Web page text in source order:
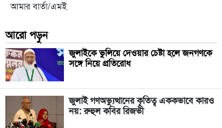
আমার বার্তা/এমই
আরো পড়ুন
জুলাইকে ভুলিয়ে দেওয়ার চেষ্টা হলে জনগণকে
সঙ্গে নিয়ে প্রতিরোধ
জুলাই গণঅভ্যুত্থানের কৃতিত্ব এককভাবে কারও
নয়: রুহুল কবির রিজভী